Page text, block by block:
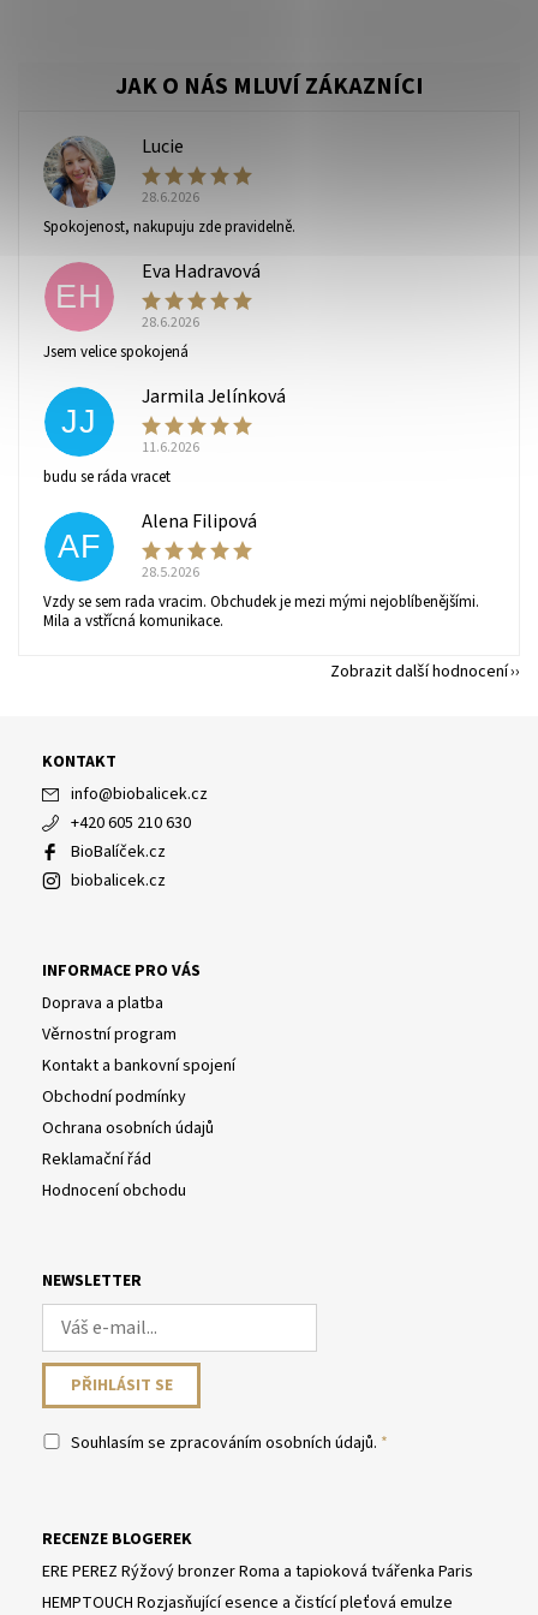
L
Lucie
28.6.2026
Spokojenost, nakupuju zde pravidelně.
EH
Eva Hadravová
28.6.2026
Jsem velice spokojená
JJ
Jarmila Jelínková
11.6.2026
budu se ráda vracet
AF
Alena Filipová
28.5.2026
Vzdy se sem rada vracim. Obchudek je mezi mými nejoblíbenějšími.
Mila a vstřícná komunikace.
Zobrazit další hodnocení
KONTAKT
info@biobalicek.cz
+420 605 210 630
BioBalíček.cz
biobalicek.cz
INFORMACE PRO VÁS
Doprava a platba
Věrnostní program
Kontakt a bankovní spojení
Obchodní podmínky
Ochrana osobních údajů
Reklamační řád
Hodnocení obchodu
NEWSLETTER
Souhlasím se zpracováním osobních údajů.
RECENZE BLOGEREK
ERE PEREZ Rýžový bronzer Roma a tapioková tvářenka Paris
HEMPTOUCH Rozjasňující esence a čistící pleťová emulze